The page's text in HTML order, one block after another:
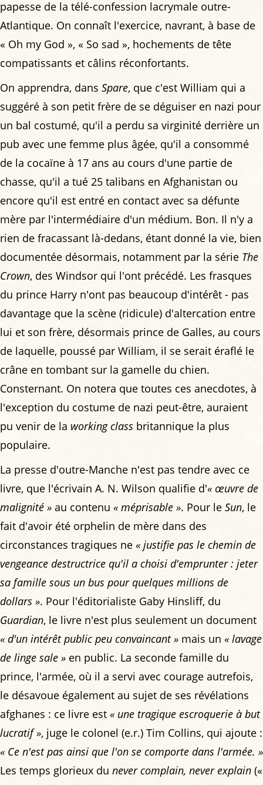
papesse de la télé-confession lacrymale outre-
Atlantique. On connaît l'exercice, navrant, à base de
« Oh my God », « So sad », hochements de tête
compatissants et câlins réconfortants.
On apprendra, dans Spare, que c'est William qui a
suggéré à son petit frère de se déguiser en nazi pour
un bal costumé, qu'il a perdu sa virginité derrière un
pub avec une femme plus âgée, qu'il a consommé
de la cocaïne à 17 ans au cours d'une partie de
chasse, qu'il a tué 25 talibans en Afghanistan ou
encore qu'il est entré en contact avec sa défunte
mère par l'intermédiaire d'un médium. Bon. Il n'y a
rien de fracassant là-dedans, étant donné la vie, bien
documentée désormais, notamment par la série The
Crown, des Windsor qui l'ont précédé. Les frasques
du prince Harry n'ont pas beaucoup d'intérêt - pas
davantage que la scène (ridicule) d'altercation entre
lui et son frère, désormais prince de Galles, au cours
de laquelle, poussé par William, il se serait éraflé le
crâne en tombant sur la gamelle du chien.
Consternant. On notera que toutes ces anecdotes, à
l'exception du costume de nazi peut-être, auraient
pu venir de la working class britannique la plus
populaire.
La presse d'outre-Manche n'est pas tendre avec ce
livre, que l'écrivain A. N. Wilson qualifie d'« œuvre de
malignité » au contenu « méprisable ». Pour le Sun, le
fait d'avoir été orphelin de mère dans des
circonstances tragiques ne « justifie pas le chemin de
vengeance destructrice qu'il a choisi d'emprunter : jeter
sa famille sous un bus pour quelques millions de
dollars ». Pour l'éditorialiste Gaby Hinsliff, du
Guardian, le livre n'est plus seulement un document
« d'un intérêt public peu convaincant » mais un « lavage
de linge sale » en public. La seconde famille du
prince, l'armée, où il a servi avec courage autrefois,
le désavoue également au sujet de ses révélations
afghanes : ce livre est « une tragique escroquerie à but
lucratif », juge le colonel (e.r.) Tim Collins, qui ajoute :
« Ce n'est pas ainsi que l'on se comporte dans l'armée. »
Les temps glorieux du never complain, never explain («